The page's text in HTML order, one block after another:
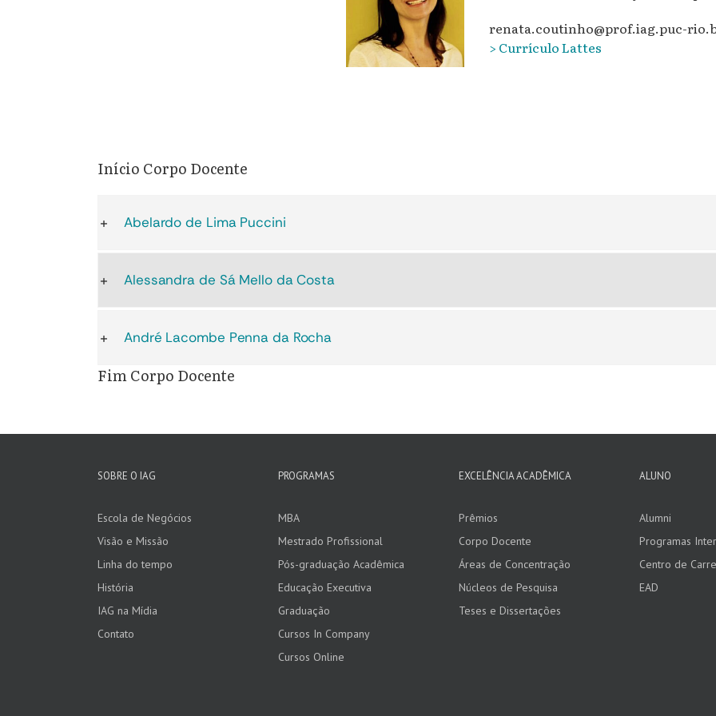
renata.coutinho@prof.iag.puc-
> Currículo Lattes
Início Corpo Docente
Abelardo de Lima Puccini
Alessandra de Sá Mello da Costa
André Lacombe Penna da Rocha
Fim Corpo Docente
SOBRE O IAG
Escola de Negócios
Visão e Missão
Linha do tempo
História
IAG na Mídia
Contato
PROGRAMAS
MBA
Mestrado Profissional
Pós-graduação Acadêmica
Educação Executiva
Graduação
Cursos In Company
Cursos Online
EXCELÊNCIA ACADÊMICA
Prêmios
Corpo Docente
Áreas de Concentração
Núcleos de Pesquisa
Teses e Dissertações
ALUNO
Alumni
Programas
Centro de
EAD